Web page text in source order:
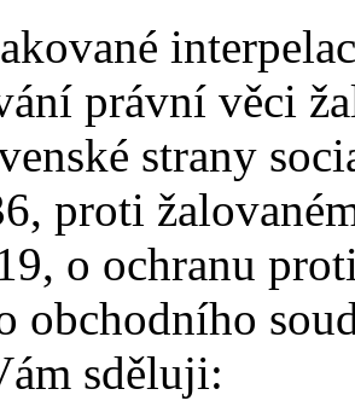
právní věci
strany
proti
o ochranu
obchodního
sděluji: